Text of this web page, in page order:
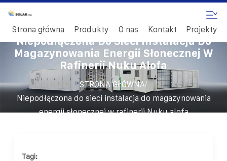
Strona główna Produkty O nas Kontakt Projekty
Niepodłączona Do Sieci Instalacja Do
Magazynowania Energii Słonecznej W
Rafinerii Nuku Alofa
STRONA GŁÓWNA/
Niepodłączona do sieci instalacja do magazynowania
energii słonecznej w rafinerii Nuku alofa
Tagi: